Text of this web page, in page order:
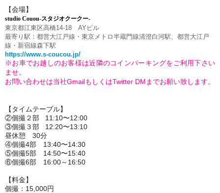
【会場】
studio Couou-スタジオクークー-
東京都江東区高橋14-18 AYビル
最寄り駅：都営大江戸線・東京メトロ半蔵門線清澄白河駅、都営大江戸
線・新宿線森下駅
https://www.s-coucou.jp/
※お車でお越しのお客様は近隣のコインパーキングをご利用下さい
ませ。
お問い合わせは当社GmailもしくはTwitter DMまでお願い致します。
【タイムテーブル】
②個撮２部 11:10〜12:00
③個撮３部 12:20〜13:10
昼休憩 30分
④個撮4部 13:40〜14:30
⑤個撮5部 14:50〜15:40
⑥個撮6部 16:00～16:50
【料金】
個撮：15,000円